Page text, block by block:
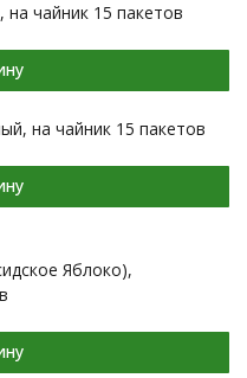
чайник 15 пакетов
на чайник 15 пакетов
Яблоко),